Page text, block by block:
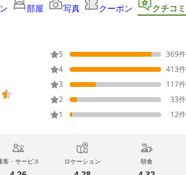
部屋 写真 クーポン クチコミ
5 369件
4
413件
3
117件
2
33件
1
12件
客・サービス ロケーション 朝食